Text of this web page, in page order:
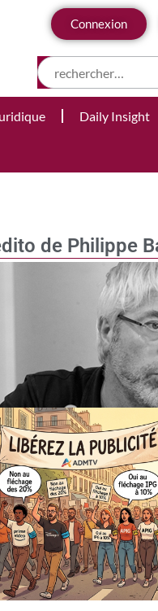
Connexion
Daily Insight
de Philippe